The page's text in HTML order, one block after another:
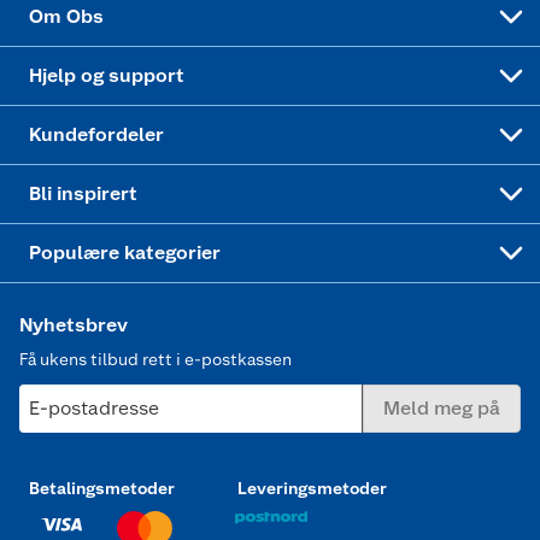
Om Obs
Hjelp og support
Kundefordeler
Bli inspirert
Populære kategorier
Nyhetsbrev
Få ukens tilbud rett i e-postkassen
E-postadresse Meld meg på
Betalingsmetoder Leveringsmetoder